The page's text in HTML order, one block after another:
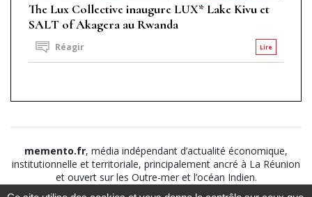
The Lux Collective inaugure LUX* Lake Kivu et
SALT of Akagera au Rwanda
Lire
Réagir
memento.fr, média indépendant d’actualité économique,
institutionnelle et territoriale, principalement ancré à La Réunion
et ouvert sur les Outre-mer et l’océan Indien.